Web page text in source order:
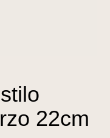
22cm